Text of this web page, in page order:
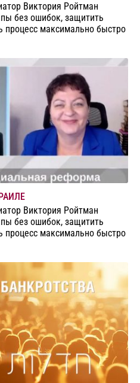
Виктория Ройтман
без ошибок, защитить
процесс максимально быстро
Виктория Ройтман
без ошибок, защитить
процесс максимально быстро